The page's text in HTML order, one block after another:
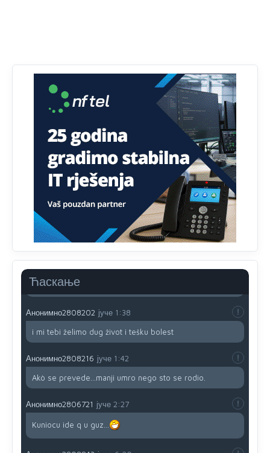
Ћаскање
Анонимно2807895 јуче 12:18
Drzi pod kontrolom tri stvari jezik,karakter i
ponasanje...Uzivotu brani tri stvari:cast,prijatelja i
slabije.Iz zivota iskljuci tri stvari uvredu,neznanje i
dok si ziv gaji tri stvari dobrotu,pamet i
prijateljstvo!!
Анонимно2806721 јуче 12:39
791 BiH nije priznala Kosovo kao nezavisnu državu jer
genocidna tvorevina pravi smetnju a recimo Srbija je
davnopriznala.Na svakom proizvodu iz Srbije stoji -
uvoznik za Kosovo
Анонимно2806721 јуче 12:45
da brani? A imamo vojsku Kosova kojoj želimo svako
dobro i da se što bolje opreme
Анонимно2808202 јуче 1:38
i mi tebi želimo dug život i tešku bolest
Анонимно2808216 јуче 1:42
Akò se prevede...manji umro nego sto se rodio.
Анонимно2806721 јуче 2:27
Kuniocu ide q u guz...